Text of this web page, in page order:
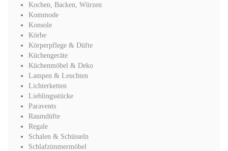
Kochen, Backen, Würzen
Kommode
Konsole
Körbe
Körperpflege & Düfte
Küchengeräte
Küchenmöbel & Deko
Lampen & Leuchten
Lichterketten
Lieblingsstücke
Paravents
Raumdüfte
Regale
Schalen & Schüsseln
Schlafzimmermöbel